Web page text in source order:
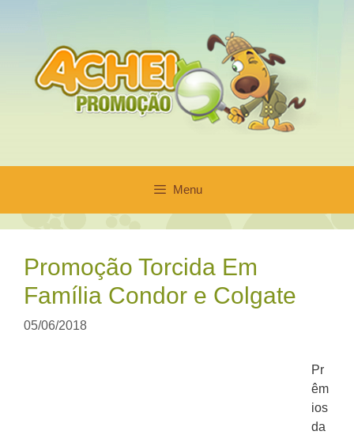
conteúdo
Menu
Promoção Torcida Em
Família Condor e Colgate
05/06/2018
Pr
êm
ios
da